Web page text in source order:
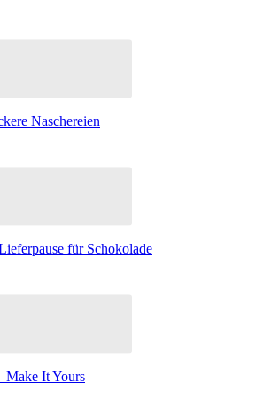
Naschereien
für Schokolade
Make It Yours